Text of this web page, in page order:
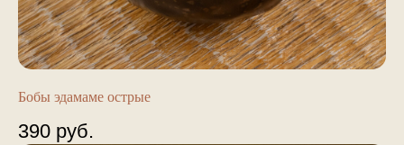
Бобы эдамаме острые
390 руб.